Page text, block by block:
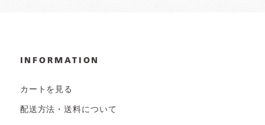
INFORMATION
カートを見る
配送方法・送料について